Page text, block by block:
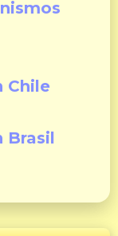
Chile
Brasil